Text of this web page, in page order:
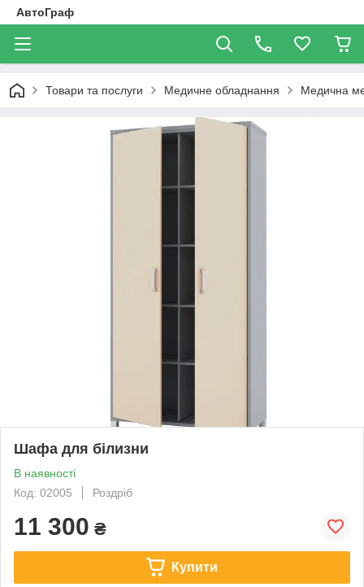
АвтоГраф
Товари та послуги Медичне обладнання Медична
Шафа для білизни
В наявності
Код: 02005
Роздріб
11 300 ₴
Купити